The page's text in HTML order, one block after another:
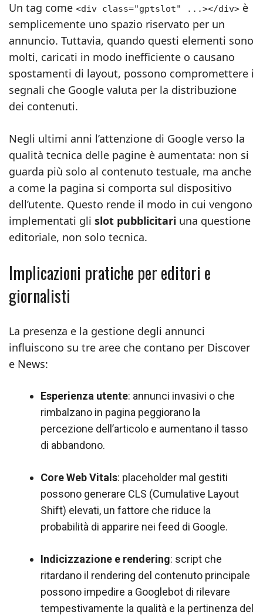
Un tag come <div class="gptslot" ...></div> è
semplicemente uno spazio riservato per un
annuncio. Tuttavia, quando questi elementi sono
molti, caricati in modo inefficiente o causano
spostamenti di layout, possono compromettere i
segnali che Google valuta per la distribuzione
dei contenuti.
Negli ultimi anni l’attenzione di Google verso la
qualità tecnica delle pagine è aumentata: non si
guarda più solo al contenuto testuale, ma anche
a come la pagina si comporta sul dispositivo
dell’utente. Questo rende il modo in cui vengono
implementati gli slot pubblicitari una questione
editoriale, non solo tecnica.
Implicazioni pratiche per editori e
giornalisti
La presenza e la gestione degli annunci
influiscono su tre aree che contano per Discover
e News:
Esperienza utente: annunci invasivi o che
rimbalzano in pagina peggiorano la
percezione dell’articolo e aumentano il tasso
di abbandono.
Core Web Vitals: placeholder mal gestiti
possono generare CLS (Cumulative Layout
Shift) elevati, un fattore che riduce la
probabilità di apparire nei feed di Google.
Indicizzazione e rendering: script che
ritardano il rendering del contenuto principale
possono impedire a Googlebot di rilevare
tempestivamente la qualità e la pertinenza del